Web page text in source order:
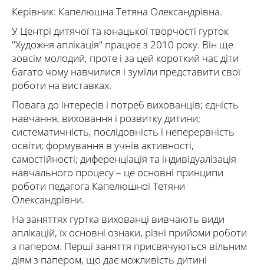
Керівник: Капелюшна Тетяна Олександрівна.
У Центрі дитячої та юнацької творчості гурток
"Художня аплікація" працює з 2010 року. Він ще
зовсім молодий, проте і за цей короткий час діти
багато чому навчилися і зуміли представити свої
роботи на виставках.
Повага до інтересів і потреб вихованців; єдність
навчання, виховання і розвитку дитини;
систематичність, послідовність і неперервність
освіти; формування в учнів активності,
самостійності; диференціація та індивідуалізація
навчального процесу – це основні принципи
роботи педагога Капелюшної Тетяни
Олександрівни.
На заняттях гуртка вихованці вивчають види
аплікацій, їх основні ознаки, різні прийоми роботи
з папером. Перші заняття присвячуються вільним
діям з папером, що дає можливість дитині